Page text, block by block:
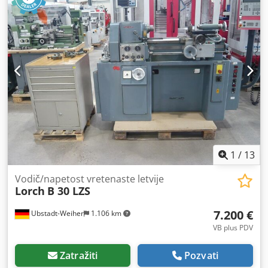
Djdpoyrttyjfx Adqjkr Oznaka/Certifikat: CE, S Način
hlađenja Način hlađenja: Gasno hlađenje, vodeno hlađenje
Kapacitet hlađenja (l/min): [kW] 1,14 Zapremina
rezervoara: [l] 3,4 Dimenzije Dimenzije (DxŠxV): [mm] 880 ×
400 × 755 Težina: [kg] 60
1 / 13
Ubstadt-Weiher 1.106 km
Vodič/napetost vretenaste letvije
Lorch B 30 LZS
7.200 €
VB plus PDV
Zatražiti Pozvati